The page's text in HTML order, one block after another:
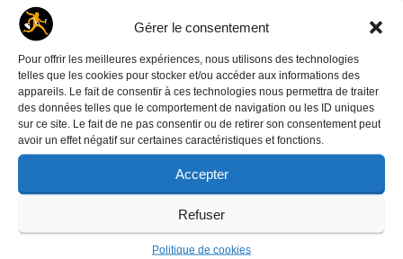
Gérer le consentement
Pour offrir les meilleures expériences, nous utilisons des technologies
telles que les cookies pour stocker et/ou accéder aux informations des
appareils. Le fait de consentir à ces technologies nous permettra de traiter
des données telles que le comportement de navigation ou les ID uniques
sur ce site. Le fait de ne pas consentir ou de retirer son consentement peut
avoir un effet négatif sur certaines caractéristiques et fonctions.
Accepter
Refuser
Politique de cookies
nom dirigé par M.Van Muysen. Toute l’agence
s’est d’ailleurs déplacée à Amsterdam lors des
fêtes marquant un anniversaire important de la
Reine Juliana.
Ce fut une aventure importante de mon
existence. Pas très rémunératrice au départ,
mais très enthousiasmante. Il y avait
beaucoup de travail : au début, pas de
coursier. Quand les tirages avaient été glacés,
les textes écrits et édités, les légendes collées